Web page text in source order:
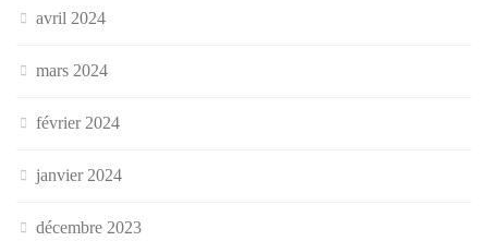
avril 2024
mars 2024
février 2024
janvier 2024
décembre 2023